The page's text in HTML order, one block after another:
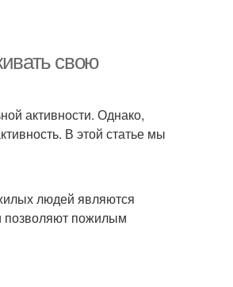
свою
активности. Однако,
В этой статье мы
людей являются
позволяют пожилым